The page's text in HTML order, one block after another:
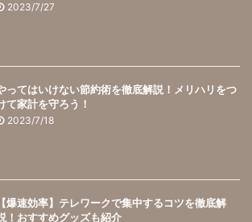
2023/7/27
ってはいけない節約術を徹底解説！メリハリをつ
て家計を守ろう！
2023/7/18
【爆速効率】テレワークで集中するコツを徹底解
！おすすめグッズも紹介